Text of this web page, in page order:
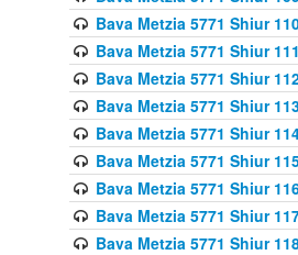
Bava Metzia 5771 Shiur
Bava Metzia 5771 Shiur
Bava Metzia 5771 Shiur
Bava Metzia 5771 Shiur
Bava Metzia 5771 Shiur
Bava Metzia 5771 Shiur
Bava Metzia 5771 Shiur
Bava Metzia 5771 Shiur
Bava Metzia 5771 Shiur